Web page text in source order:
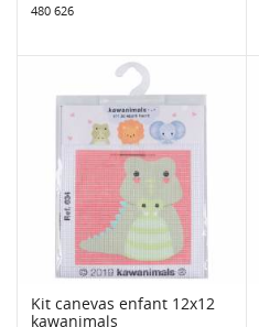
480 626
Kit canevas enfant 12x12
kawanimals